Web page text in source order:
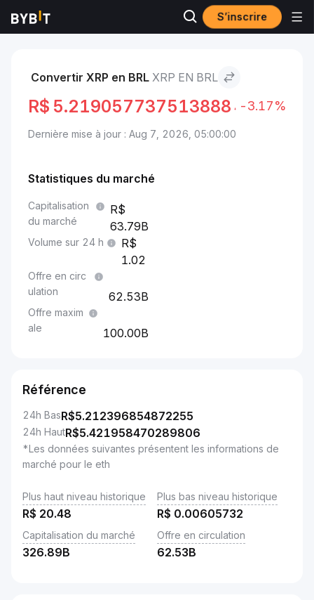
S’inscrire
Marchés XRP to BRL
Convertir XRP en BRL XRP EN BRL
R$ 5.219057737513888 -3.17%
Dernière mise à jour : Aug 7, 2026, 05:00:00
Statistiques du marché
Capitalisation
du marché
63.79B
Volume sur 24 h
1.02
Offre en circ
ulation
62.53B
Offre maxim
ale
100.00B
Référence
24h BasR$5.212396854872255
24h HautR$5.421958470289806
*Les données suivantes présentent les informations de
marché pour le eth
Plus haut niveau historique
R$ 20.48
Plus bas niveau historique
R$ 0.00605732
Capitalisation du marché
326.89B
Offre en circulation
62.53B